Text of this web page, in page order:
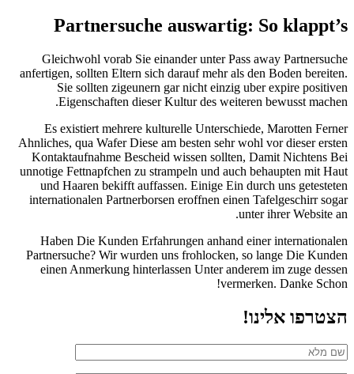
Partnersuche auswartig: So klappt’s
Gleichwohl vorab Sie einander unter Pass away Partnersuche
anfertigen, sollten Eltern sich darauf mehr als den Boden bereiten.
Sie sollten zigeunern gar nicht einzig uber expire positiven
Eigenschaften dieser Kultur des weiteren bewusst machen.
Es existiert mehrere kulturelle Unterschiede, Marotten Ferner
Ahnliches, qua Wafer Diese am besten sehr wohl vor dieser ersten
Kontaktaufnahme Bescheid wissen sollten, Damit Nichtens Bei
unnotige Fettnapfchen zu strampeln und auch behaupten mit Haut
und Haaren bekifft auffassen. Einige Ein durch uns getesteten
internationalen Partnerborsen eroffnen einen Tafelgeschirr sogar
unter ihrer Website an.
Haben Die Kunden Erfahrungen anhand einer internationalen
Partnersuche? Wir wurden uns frohlocken, so lange Die Kunden
einen Anmerkung hinterlassen Unter anderem im zuge dessen
vermerken. Danke Schon!
הצטרפו אלינו!